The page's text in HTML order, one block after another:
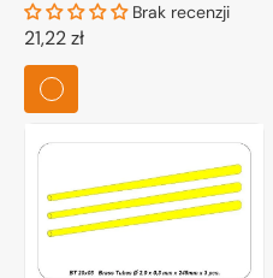
STRIP – 10 UNITS PER BAG
Brak recenzji
Cena
regularna
21,22 zł